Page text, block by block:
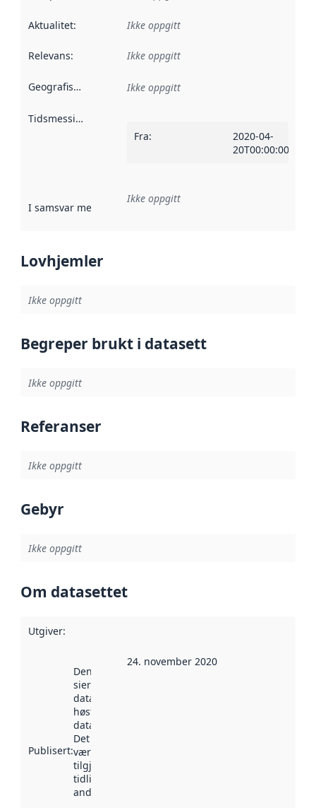
Aktualitet: Ikke oppgitt
Relevans: Ikke oppgitt
Geografisk avgrensning :
Ikke oppgitt
Tidsmessig avgrensning
Fra:
2020-04-
20T00:00:00Z
I samsvar med Referanse til en implementasjonsregel
Ikke oppgitt
Lovhjemler
Ikke oppgitt
Begreper brukt i datasett
Ikke oppgitt
Referanser
Ikke oppgitt
Gebyr
Ikke oppgitt
Om datasettet
Utgiver:
Publisert:
Denne datoen
sier når
datasettet ble
høstet av
data.norge.no.
Det kan ha
vært
tilgjengelig
tidligere
andre steder.
24. november 2020